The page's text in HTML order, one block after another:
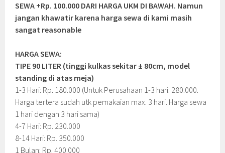
SEWA +Rp. 100.000 DARI HARGA UKM DI BAWAH. Namun
jangan khawatir karena harga sewa di kami masih
sangat reasonable
HARGA SEWA:
TIPE 90 LITER (tinggi kulkas sekitar ± 80cm, model
standing di atas meja)
1-3 Hari: Rp. 180.000 (Untuk Perusahaan 1-3 hari: 280.000.
Harga tertera sudah utk pemakaian max. 3 hari. Harga sewa
1 hari dengan 3 hari sama)
4-7 Hari: Rp. 230.000
8-14 Hari: Rp. 350.000
1 Bulan: Rp. 400.000